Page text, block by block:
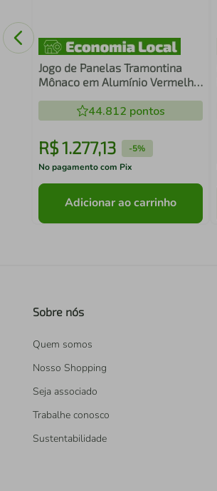
Jogo de Panelas Tramontina
Mônaco em Alumínio Vermelho
44.812 pontos
R$1.277,13 -5%
No pagamento com Pix
Adicionar ao carrinho
Sobre nós
Quem somos
Nosso Shopping
Seja associado
Trabalhe conosco
Sustentabilidade